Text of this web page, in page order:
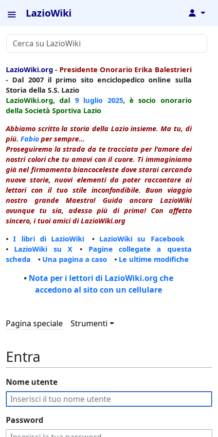
LazioWiki ↓
LazioWiki.org - Presidente Onorario Erika Balestrieri
- Dal 2007 il primo sito enciclopedico online sulla
Storia della S.S. Lazio
LazioWiki.org, dal 9 luglio 2025, è socio onorario
della Società Sportiva Lazio
Abbiamo scritto la storia della Lazio insieme. Ma tu, di
più. Fabio per sempre...
Proseguiremo la strada da te tracciata per l'amore dei
nostri colori che tu amavi con il cuore. Ti immaginiamo
già nel firmamento biancoceleste dove starai cercando
nuove storie, nuovi elementi da poter raccontare ai
lettori con il tuo stile inconfondibile. Buon viaggio
nostro grande Maestro! Guida ancora LazioWiki
ovunque tu sia, adesso più di prima! Con affetto
sincero, i tuoi amici di LazioWiki.org
•I libri di LazioWiki • LazioWiki su Facebook
• LazioWiki su X • Pagine collegate a questa
scheda • Una pagina a caso • Le ultime modifiche
• Nota per i lettori di LazioWiki.org che
accedono al sito con un cellulare
Pagina speciale Strumenti
Entra
Nome utente
Password